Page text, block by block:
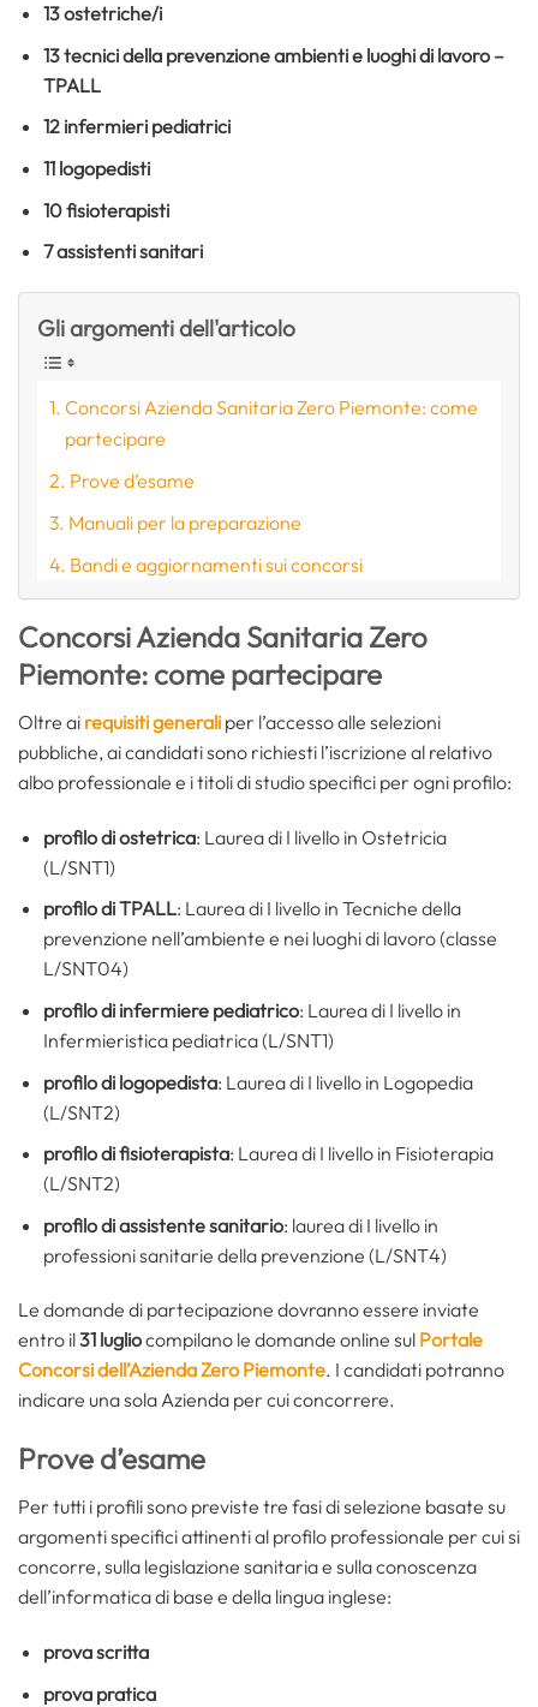
13ostetriche/i
13 tecnici della prevenzione ambienti e luoghi di lavoro –
TPALL
12 infermieri pediatrici
11 logopedisti
10 fisioterapisti
7 assistenti sanitari
Gli argomenti dell'articolo
Concorsi Azienda Sanitaria Zero Piemonte: come
partecipare
Prove d’esame
Manuali per la preparazione
Bandi e aggiornamenti sui concorsi
Concorsi Azienda Sanitaria Zero
Piemonte: come partecipare
Oltre ai requisiti generali per l’accesso alle selezioni
pubbliche, ai candidati sono richiesti l’iscrizione al relativo
albo professionale e i titoli di studio specifici per ogni profilo:
profilo di ostetrica: Laurea di I livello in Ostetricia
(L/SNT1)
profilo di TPALL: Laurea di I livello in Tecniche della
prevenzione nell’ambiente e nei luoghi di lavoro (classe
L/SNT04)
profilo di infermiere pediatrico: Laurea di I livello in
Infermieristica pediatrica (L/SNT1)
profilo di logopedista: Laurea di I livello in Logopedia
(L/SNT2)
profilo di fisioterapista: Laurea di I livello in Fisioterapia
(L/SNT2)
profilo di assistente sanitario: laurea di I livello in
professioni sanitarie della prevenzione (L/SNT4)
Le domande di partecipazione dovranno essere inviate
entro il31 lugliocompilano le domande online sul Portale
Concorsi dell’Azienda Zero Piemonte. I candidati potranno
indicare una sola Azienda per cui concorrere.
Prove d’esame
Per tutti i profili sono previste tre fasi di selezione basate su
argomenti specifici attinenti al profilo professionale per cui si
concorre, sulla legislazione sanitaria e sulla conoscenza
dell’informatica di base e della lingua inglese:
prova scritta
prova pratica